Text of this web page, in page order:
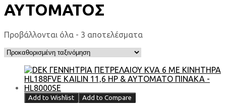
ΑΥΤΟΜΑΤΟΣ
Προβάλλονται όλα - 3 αποτελέσματα
Add to Wishlist Add to Compare